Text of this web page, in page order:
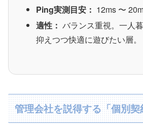
Ping実測目安： 12ms 〜
適性： バランス重視。一人
抑えつつ快適に遊びたい層。
管理会社を説得する「個別